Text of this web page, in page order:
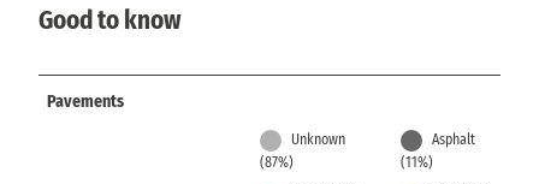
Good to know
Pavements
Unknown
(87%)
Asphalt
(11%)